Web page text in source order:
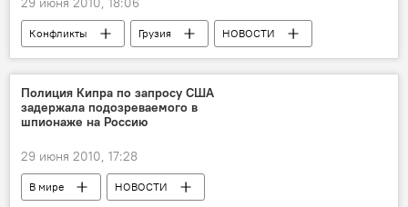
Конфликты Грузия НОВОСТИ
Полиция Кипра по запросу США
задержала подозреваемого в
шпионаже на Россию
29 июня 2010, 17:28
В мире
НОВОСТИ